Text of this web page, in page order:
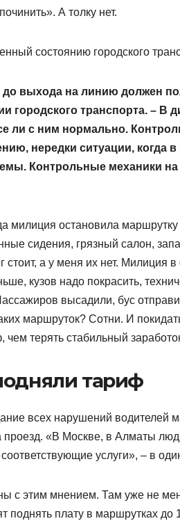
А толку нет.
состоянию городского
выхода на линию должен
городского транспорта. – В
ли с ним нормально.
нередки ситуации, когда
Контрольные механики
милиция остановила
сидения, грязный салон,
а у меня их нет. Милиция
кузов надо покрасить,
высадили, бус
маршруток? Сотни. И
чем терять стабильный
тариф
всех нарушений водителей
«В Москве, в Алматы
услуги», – в
с этим мнением. Там уже не
поднять плату в маршрутках